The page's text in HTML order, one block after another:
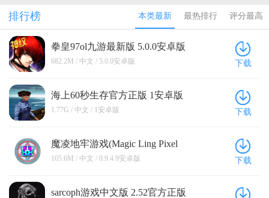
最新版本
(Soul
Huntress)
排行榜 本类最新 最热排行 评分最高
拳皇97ol九游最新版 5.0.0安卓版
682.2M / 中文 / 5.0.0安卓版 下载
海上60秒生存官方正版 1安卓版
1.77G / 中文 / 1安卓版 下载
魔凌地牢游戏(Magic Ling Pixel
Dungeon) 0.9.4.9安卓版
105.6M / 中文 / 0.9.4.9安卓版 下载
sarcoph游戏中文版 2.52官方正版